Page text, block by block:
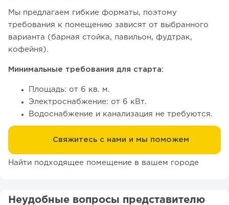
Мы предлагаем гибкие форматы, поэтому
требования к помещению зависят от выбранного
варианта (барная стойка, павильон, фудтрак,
кофейня).
Минимальные требования для старта:
Площадь: от 6 кв. м.
Электроснабжение: от 6 кВт.
Водоснабжение и канализация не требуются.
Свяжитесь с нами и мы поможем
Найти подходящее помещение в вашем городе
Неудобные вопросы представителю